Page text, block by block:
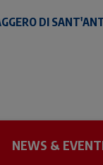
DI
NEWS &